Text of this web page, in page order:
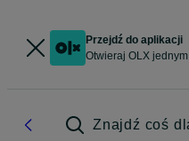
Przejdź do aplikacji
Otwieraj OLX
Znajdź coś